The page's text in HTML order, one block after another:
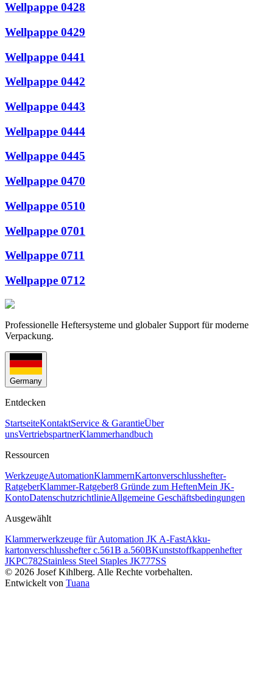
Wellpappe 0428
Wellpappe 0429
Wellpappe 0441
Wellpappe 0442
Wellpappe 0443
Wellpappe 0444
Wellpappe 0445
Wellpappe 0470
Wellpappe 0510
Wellpappe 0701
Wellpappe 0711
Wellpappe 0712
Professionelle Heftersysteme und globaler Support für moderne
Verpackung.
Germany
Entdecken
StartseiteKontaktService & GarantieÜber
unsVertriebspartnerKlammerhandbuch
Ressourcen
WerkzeugeAutomationKlammernKartonverschlusshefter-
RatgeberKlammer-Ratgeber8 Gründe zum HeftenMein JK-
KontoDatenschutzrichtlinieAllgemeine Geschäftsbedingungen
Ausgewählt
Klammerwerkzeuge für Automation JK A-FastAkku-
kartonverschlusshefter c.561B a.560BKunststoffkappenhefter
JKPC782Stainless Steel Staples JK777SS
© 2026 Josef Kihlberg. Alle Rechte vorbehalten.
Entwickelt von Tuana